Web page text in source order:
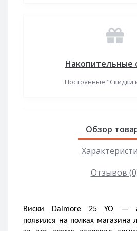
Накопительные
Постоянные "Скидки
Обзор
Отзывов
Виски Dalmore 25 YO —
появился на полках магазина